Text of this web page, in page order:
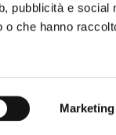
pubblicità e social
che hanno
Marketing